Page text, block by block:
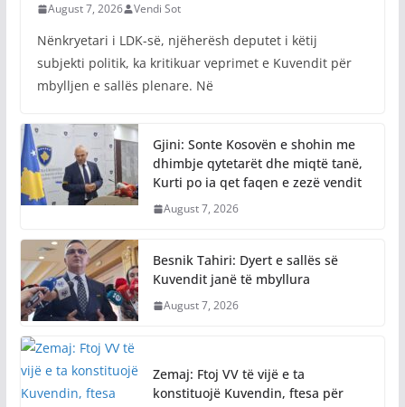
August 7, 2026 Vendi Sot
Nënkryetari i LDK-së, njëherësh deputet i këtij
subjekti politik, ka kritikuar veprimet e Kuvendit për
mbylljen e sallës plenare. Në
Gjini: Sonte Kosovën e shohin me
dhimbje qytetarët dhe miqtë tanë,
Kurti po ia qet faqen e zezë vendit
August 7, 2026
Besnik Tahiri: Dyert e sallës së
Kuvendit janë të mbyllura
August 7, 2026
Zemaj: Ftoj VV të vijë e ta
konstituojë Kuvendin, ftesa për